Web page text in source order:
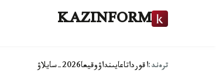
KAZINFORM
ترەند:اقورداتاعايىنداۋوقيعا2026-سايلاۋ